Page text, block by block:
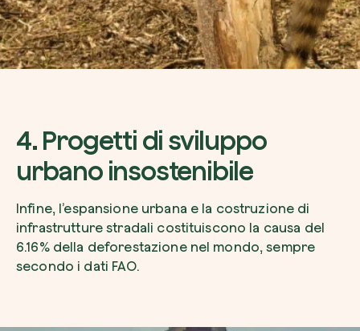
4. Progetti di sviluppo
urbano insostenibile
Infine, l’espansione urbana e la costruzione di
infrastrutture stradali costituiscono la causa del
6.16% della deforestazione nel mondo, sempre
secondo i dati FAO.